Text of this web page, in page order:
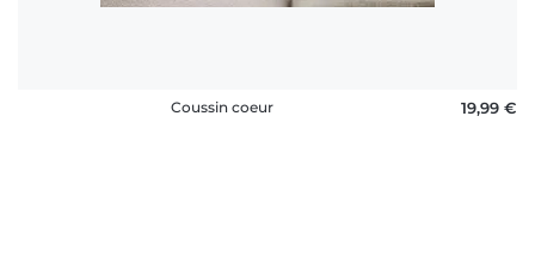
Coussin coeur 19,99 €